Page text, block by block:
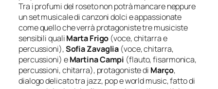
Tra i profumi del roseto non potrà mancare neppure
un set musicale di canzoni dolci e appassionate
come quello che verrà protagoniste tre musiciste
sensibili qualiMarta Frigo (voce, chitarra e
percussioni),Sofia Zavaglia (voce, chitarra,
percussioni) eMartina Campi (flauto, fisarmonica,
percussioni, chitarra), protagoniste di Março,
dialogo delicato tra jazz, pop e world music, fatto di